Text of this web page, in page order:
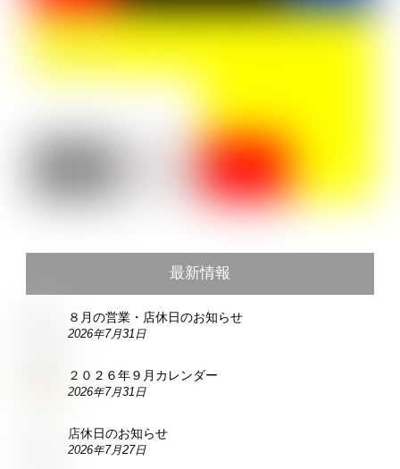
最新情報
８月の営業・店休日のお知らせ
2026年7月31日
２０２６年９月カレンダー
2026年7月31日
店休日のお知らせ
2026年7月27日